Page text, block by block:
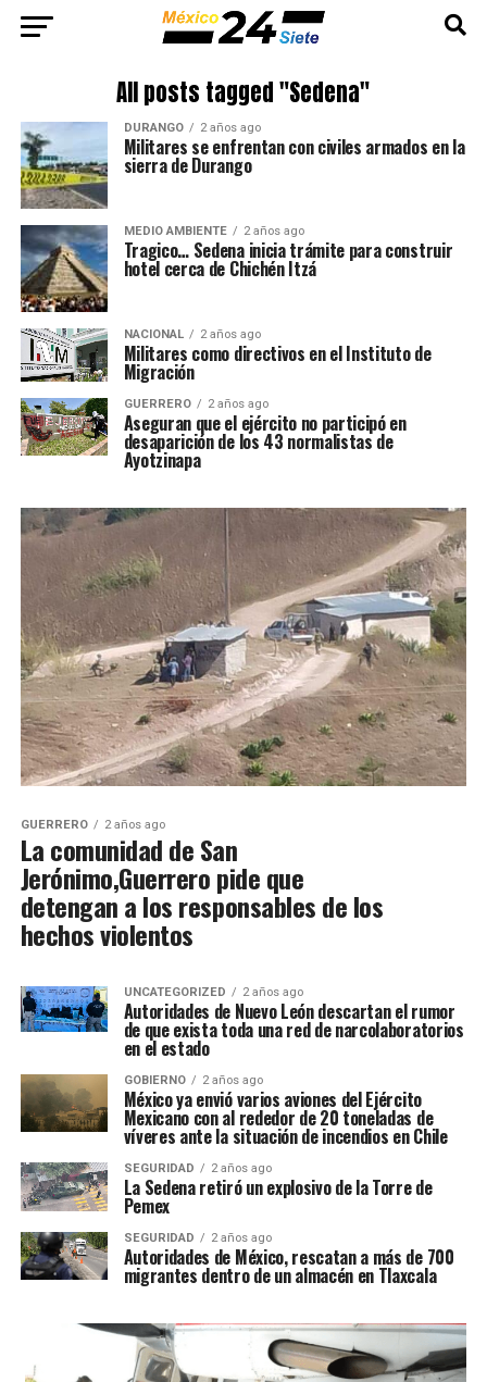
All posts tagged "Sedena"
DURANGO 2 años ago
Militares se enfrentan con civiles armados en la
sierra de Durango
MEDIO AMBIENTE 2 años ago
Tragico… Sedena inicia trámite para construir
hotel cerca de Chichén Itzá
NACIONAL 2 años ago
Militares como directivos en el Instituto de
Migración
GUERRERO 2 años ago
Aseguran que el ejército no participó en
desaparición de los 43 normalistas de
Ayotzinapa
GUERRERO 2 años ago
La comunidad de San
Jerónimo,Guerrero pide que
detengan a los responsables de los
hechos violentos
UNCATEGORIZED 2 años ago
Autoridades de Nuevo León descartan el rumor
de que exista toda una red de narcolaboratorios
en el estado
GOBIERNO 2 años ago
México ya envió varios aviones del Ejército
Mexicano con al rededor de 20 toneladas de
víveres ante la situación de incendios en Chile
SEGURIDAD 2 años ago
La Sedena retiró un explosivo de la Torre de
Pemex
SEGURIDAD 2 años ago
Autoridades de México, rescatan a más de 700
migrantes dentro de un almacén en Tlaxcala